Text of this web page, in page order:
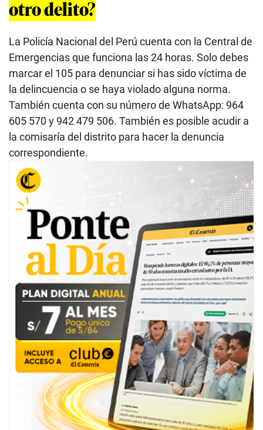
otro delito?
La Policía Nacional del Perú cuenta con la Central de
Emergencias que funciona las 24 horas. Solo debes
marcar el 105 para denunciar si has sido víctima de
la delincuencia o se haya violado alguna norma.
También cuenta con su número de WhatsApp: 964
605 570 y 942 479 506. También es posible acudir a
la comisaría del distrito para hacer la denuncia
correspondiente.